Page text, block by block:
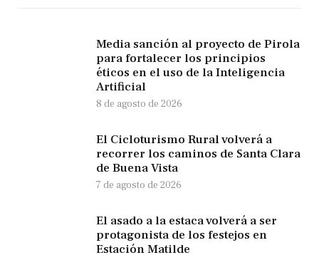
Media sanción al proyecto de Pirola
para fortalecer los principios
éticos en el uso de la Inteligencia
Artificial
8 de agosto de 2026
El Cicloturismo Rural volverá a
recorrer los caminos de Santa Clara
de Buena Vista
7 de agosto de 2026
El asado a la estaca volverá a ser
protagonista de los festejos en
Estación Matilde